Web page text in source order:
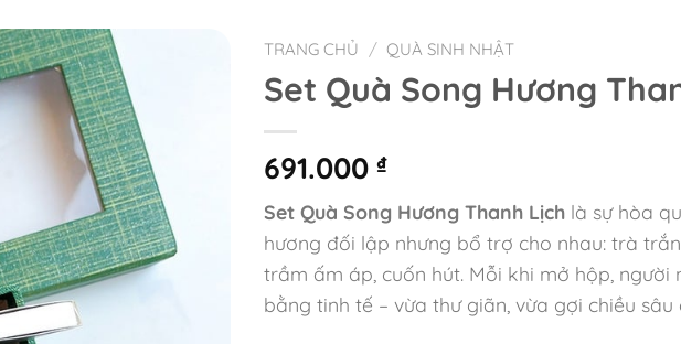
TRANG CHỦ / QUÀ SINH NHẬT
Set Quà Song Hương
691.000 ₫
Set Quà Song Hương Thanh Lịch là sự hòa
hương đối lập nhưng bổ trợ cho nhau: trà
trầm ấm áp, cuốn hút. Mỗi khi mở hộp, người
bằng tinh tế – vừa thư giãn, vừa gợi chiều sâu